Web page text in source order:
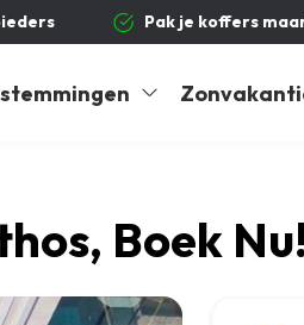
Pak je koffers
Boek Nu!